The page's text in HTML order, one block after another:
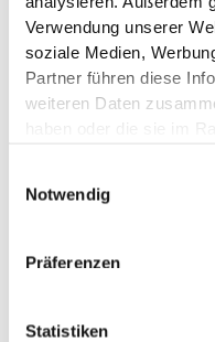
Verwendung unserer
soziale Medien,
Partner führen diese
weiteren Daten
Notwendig
Präferenzen
Statistiken